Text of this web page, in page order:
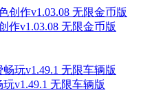
作v1.03.08 无限金币版
v1.49.1 无限车辆版